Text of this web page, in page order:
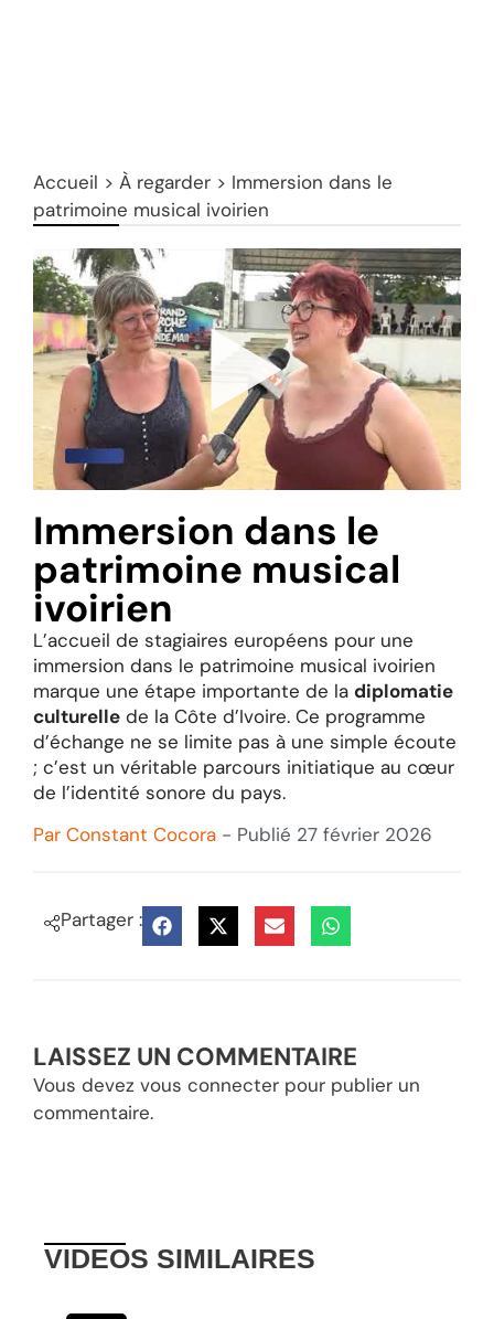
Accueil > À regarder > Immersion dans le
patrimoine musical ivoirien
Immersion dans le
patrimoine musical
ivoirien
L’accueil de stagiaires européens pour une
immersion dans le patrimoine musical ivoirien
marque une étape importante de la diplomatie
culturelle de la Côte d’Ivoire. Ce programme
d’échange ne se limite pas à une simple écoute
; c’est un véritable parcours initiatique au cœur
de l’identité sonore du pays.
Par Constant Cocora - Publié 27 février 2026
Partager :
LAISSEZ UN COMMENTAIRE
Vous devez vous connecter pour publier un
commentaire.
VIDEOS SIMILAIRES